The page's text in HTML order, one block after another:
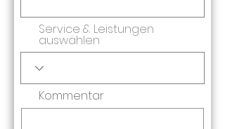
Service & Leistungen
auswählen
Kommentar